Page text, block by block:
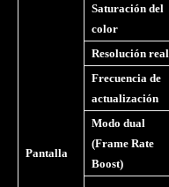
Pantalla
Saturación del
color
Resolución real
Frecuencia de
actualización
Modo dual
(Frame Rate
Boost)